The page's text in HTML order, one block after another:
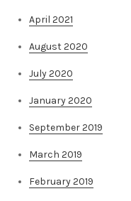
April 2021
August 2020
July 2020
January 2020
September 2019
March 2019
February 2019